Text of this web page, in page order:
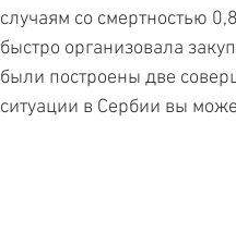
случаям со смертностью
быстро организовала
были построены две
ситуации в Сербии вы